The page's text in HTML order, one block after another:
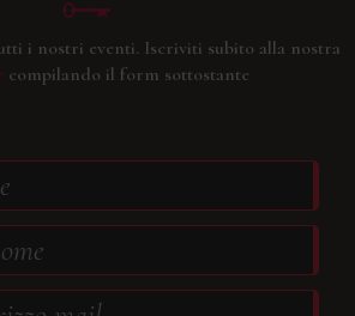
i nostri eventi. Iscriviti subito alla nostra
compilando il form sottostante